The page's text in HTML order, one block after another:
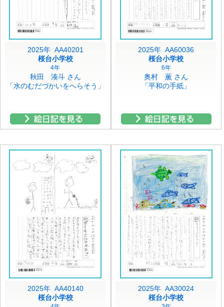
2025年 AA40201
桜台小学校
4年
秋田 湊斗 さん
「水のむだづかいをへらそう」
2025年 AA60036
桜台小学校
6年
奥村 薫 さん
「平和の手紙」
2025年 AA40140
桜台小学校
2025年 AA30024
桜台小学校